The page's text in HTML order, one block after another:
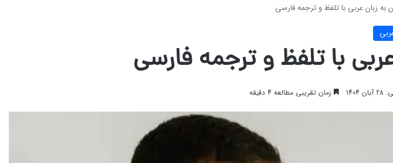
به زبان عربی با تلفظ و ترجمه فارسی
با تلفظ و ترجمه فارسی
زمان تقریبی مطالعه 4 دقیقه